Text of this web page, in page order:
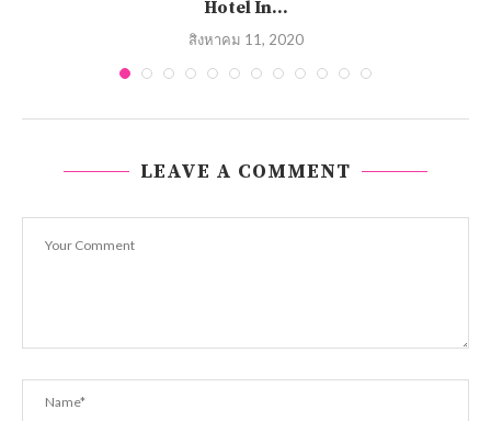
Hotel In...
สิงหาคม 11, 2020
LEAVE A COMMENT